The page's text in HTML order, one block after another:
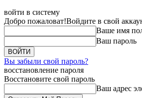
войти в систему
Добро пожаловат!Войдите в свой
Ваше имя
Ваш пароль
Вы забыли свой пароль?
восстановление пароля
Восстановите свой пароль
Ваш адрес